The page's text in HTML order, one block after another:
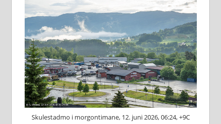
Skulestadmo i morgontimane, 12. juni 2026, 06:24, +9C